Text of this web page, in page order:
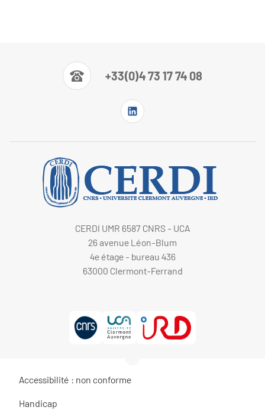
+33(0)4 73 17 74 08
CERDI UMR 6587 CNRS - UCA
26 avenue Léon-Blum
4e étage - bureau 436
63000 Clermont-Ferrand
Accessibilité : non conforme
Handicap